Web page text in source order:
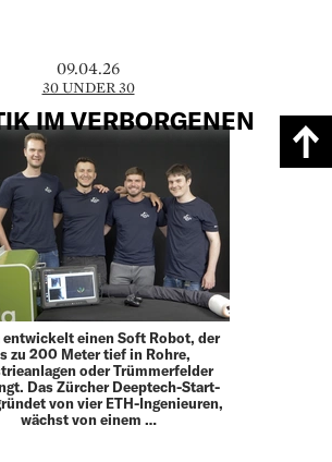
09.04.26
30 UNDER 30
IM VERBORGENEN
entwickelt einen Soft Robot, der
zu 200 Meter tief in Rohre,
oder Trümmerfelder
Das Zürcher Deeptech-Start-
von vier ETH-­Ingenieuren,
wächst von einem …